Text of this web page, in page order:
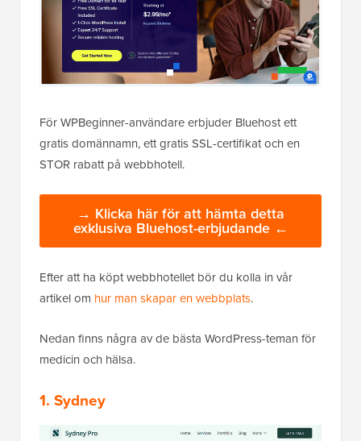
För WPBeginner-användare erbjuder Bluehost ett
gratis domännamn, ett gratis SSL-certifikat och en
STOR rabatt på webbhotell.
→ Klicka här för att hämta detta
exklusiva Bluehost-erbjudande ←
Efter att ha köpt webbhotellet bör du kolla in vår
artikel om hur man skapar en webbplats.
Nedan finns några av de bästa WordPress-teman för
medicin och hälsa.
1. Sydney